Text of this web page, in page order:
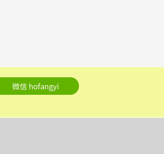
微信 hofangyi